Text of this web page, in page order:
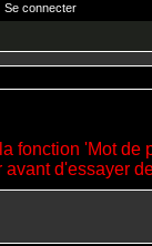
Se connecter
fonction 'Mot de
d'essayer